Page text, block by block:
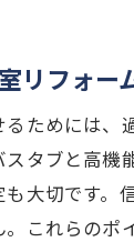
家
収
リ
リフォー
ためには、
タブと高機
大切です。
これらのポ